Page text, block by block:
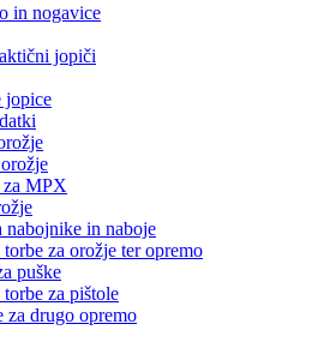
in nogavice
jopiči
jopice
za MPX
nabojnike in naboje
za orožje ter opremo
puške
za pištole
za drugo opremo